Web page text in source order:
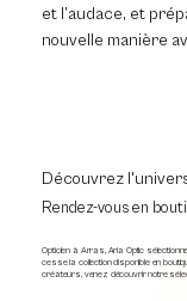
et l’audace, et
nouvelle manière
Rendez-vous en
Découvrez
Opticien à Arras, Aria Optic
cesse la collection disponible en
créateurs, venez découvrir notre